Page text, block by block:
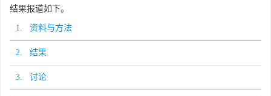
结果报道如下。
1. 资料与方法
2. 结果
3. 讨论